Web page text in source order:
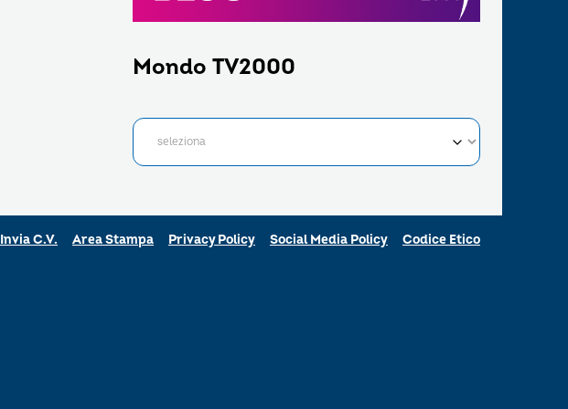
Mondo TV2000
Invia C.V. Area Stampa Privacy Policy Social Media Policy Codice Etico